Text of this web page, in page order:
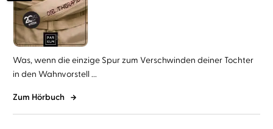
Was, wenn die einzige Spur zum Verschwinden deiner Tochter
in den Wahnvorstell ...
Zum Hörbuch